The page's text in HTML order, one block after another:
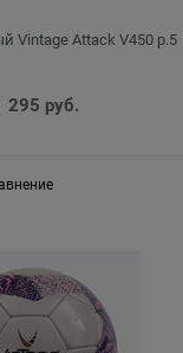
Vintage Attack V450 р.5
295 руб.